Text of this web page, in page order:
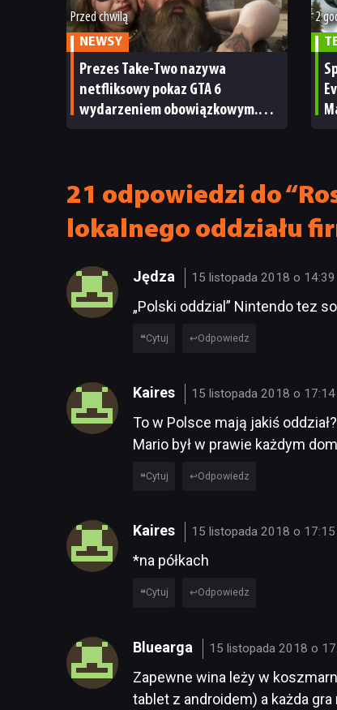
Przed chwilą
NEWSY
Prezes Take-Two nazywa
netfliksowy pokaz GTA 6
wydarzeniem obowiązkowym.
2
21 odpowiedzi do
lokalnego oddziału
Jędza 15 listopada 2018 o 14:39
„Polski oddzial” Nintendo tez
Cytuj Odpowiedz
Kaires 15 listopada 2018 o 17:14
To w Polsce mają jakiś
Mario był w prawie każdym
Cytuj Odpowiedz
Kaires 15 listopada 2018 o 17:15
*na półkach
Cytuj Odpowiedz
Bluearga 15 listopada 2018 o
Zapewne wina leży w
tablet z androidem) a każda